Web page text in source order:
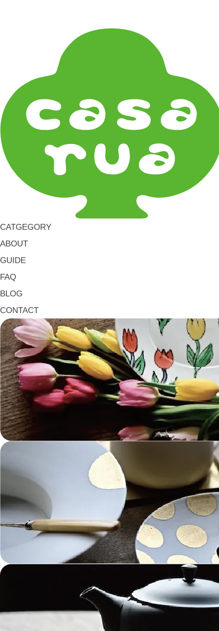
CATGEGORY
ABOUT
GUIDE
FAQ
BLOG
CONTACT
《作家・工芸》Crafts
鋳物 Cast Metal
二上 FUTAGAMI
織田幸銅器 Odako Douki
能作 Nosaku
大寺幸八郎商店 Otera Kohachiro Syoten
《器タイプ》Tableware Type
碗・椀・丼 Bowls
鉢・小鉢 Small Bowls
マグ & カップ Mugs & Cups
箸置き Chopstick Rests
箸・カトラリー Chop Sticks & Cutlery
トレイ Trays
ポット Pots
ピッチャー Jugs
一輪挿し・花瓶
《作家・工芸》Crafts
漆器 Lacquerware
木工 Woodwork
ガラス Glass
金工 Metalwork
革 Leather
絵画 Painting
その他工芸 e.t.c
《ブランド》Brands